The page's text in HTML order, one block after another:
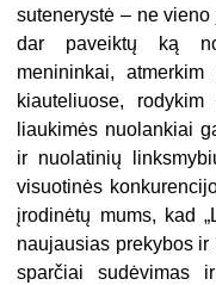
sutenerystė – ne vieno
dar paveiktų ką
menininkai,
kiauteliuose,
liaukimės nuolankiai
ir nuolatinių
visuotinės
įrodinėtų mums, kad
naujausias prekybos ir
sparčiai sudėvimas